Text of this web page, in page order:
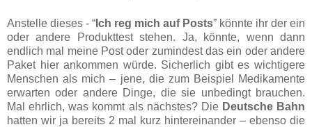
Anstelle dieses - “ Ich reg mich auf Posts” könnte ihr der ein
oder andere Produkttest stehen. Ja, könnte, wenn dann
endlich mal meine Post oder zumindest das ein oder andere
Paket hier ankommen würde. Sicherlich gibt es wichtigere
Menschen als mich – jene, die zum Beispiel Medikamente
erwarten oder andere Dinge, die sie unbedingt brauchen.
Mal ehrlich, was kommt als nächstes? Die Deutsche Bahn
hatten wir ja bereits 2 mal kurz hintereinander – ebenso die